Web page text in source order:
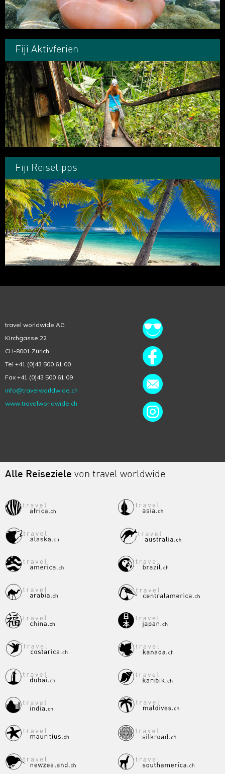
Fiji Aktivferien
Fiji Reisetipps
travel worldwide AG
Kirchgasse 22
CH-8001 Zürich
Tel +41 (0)43 500 61 00
Fax +41 (0)43 500 61 09
info@travelworldwide.ch
www.travelworldwide.ch
Alle Reiseziele von travel worldwide